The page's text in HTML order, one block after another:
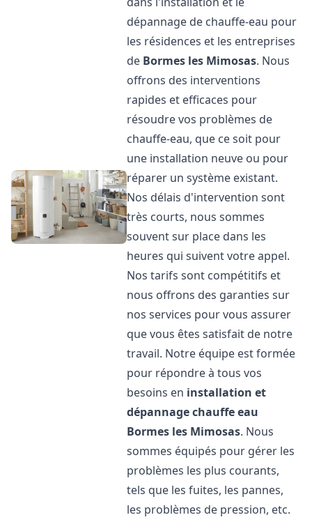
dépannage de chauffe-eau pour
les résidences et les entreprises
de Bormes les Mimosas. Nous
offrons des interventions
rapides et efficaces pour
résoudre vos problèmes de
chauffe-eau, que ce soit pour
une installation neuve ou pour
réparer un système existant.
Nos délais d'intervention sont
très courts, nous sommes
souvent sur place dans les
heures qui suivent votre appel.
Nos tarifs sont compétitifs et
nous offrons des garanties sur
nos services pour vous assurer
que vous êtes satisfait de notre
travail. Notre équipe est formée
pour répondre à tous vos
besoins en installation et
dépannage chauffe eau
Bormes les Mimosas. Nous
sommes équipés pour gérer les
problèmes les plus courants,
tels que les fuites, les pannes,
les problèmes de pression, etc.